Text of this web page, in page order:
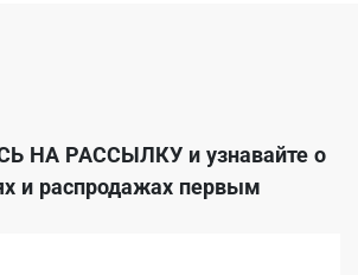
НА РАССЫЛКУи узнавайте о
и распродажах первым